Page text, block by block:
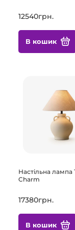
12540грн.
В кошик
Настільна лампа
Charm
17380грн.
В кошик